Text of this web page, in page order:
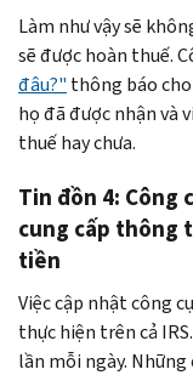
Làm như vậy sẽ
sẽ được hoàn thuế.
đâu?" thông báo
họ đã được nhận và
thuế hay chưa.
Tin đồn 4:
cung cấp thông
tiền
Việc cập nhật công cụ
thực hiện trên cả
lần mỗi ngày.